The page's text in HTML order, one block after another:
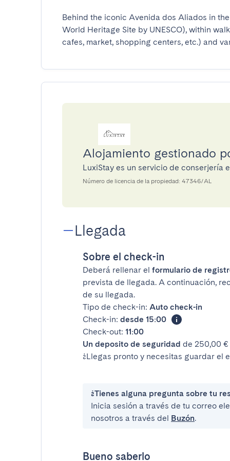
Behind the iconic Avenida dos Aliados in
World Heritage Site by UNESCO), within
cafes, market, shopping centers, etc.) and
Alojamiento gestionado
LuxiStay es un servicio de conserjería
Número de licencia de la propiedad: 47346/AL
Llegada
Sobre el check-in
Deberá rellenar el formulario de
prevista de llegada. A continuación,
de su llegada.
Tipo de check-in: Auto check-in
Check-in: desde 15:00
Check-out: 11:00
Un deposito de seguridad de 250,00
¿Llegas pronto y necesitas guardar el
¿Tienes alguna pregunta sobre tu
Inicia sesión a través de tu correo
nosotros a través del Buzón.
Bueno saberlo